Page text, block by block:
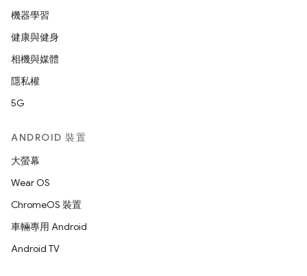
機器學習
健康與健身
相機與媒體
隱私權
5G
ANDROID 裝置
大螢幕
Wear OS
ChromeOS 裝置
車輛專用 Android
Android TV